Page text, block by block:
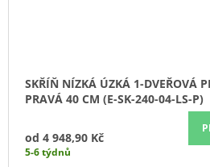
SKŘÍŇ NÍZKÁ ÚZKÁ 1-DVEŘOVÁ
PRAVÁ 40 CM (E-SK-240-04-LS-P)
od 4 948,90 Kč
5-6 týdnů